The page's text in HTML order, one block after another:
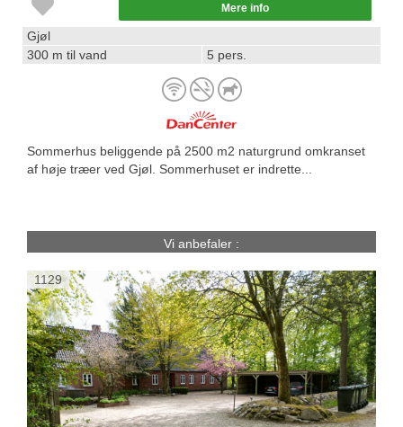
Mere info
Gjøl
300 m til vand
5 pers.
Sommerhus beliggende på 2500 m2 naturgrund omkranset
af høje træer ved Gjøl. Sommerhuset er indrette...
Vi anbefaler :
1129